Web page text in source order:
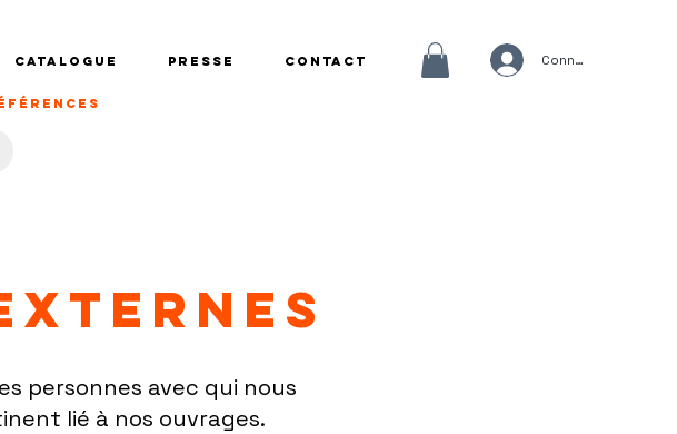
Catalogue Presse Contact Connexion
personnes avec qui nous
lié à nos ouvrages.